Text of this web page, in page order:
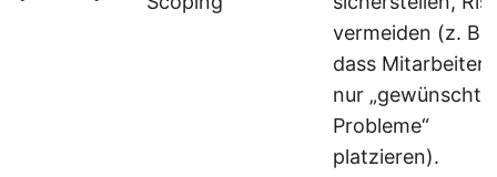
vermeiden (z. B.
dass
nur „gewünschte
Probleme“
platzieren).